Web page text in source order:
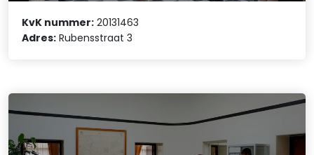
KvK nummer: 20131463
Adres: Rubensstraat 3